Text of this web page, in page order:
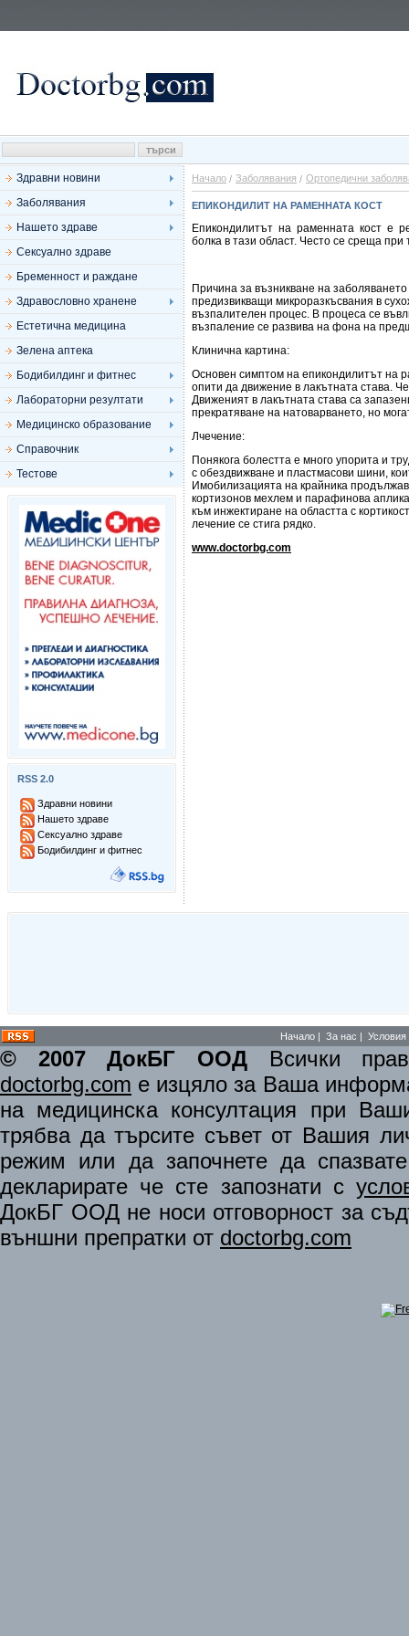
Здравни новини
Заболявания
Нашето здраве
Сексуално здраве
Бременност и раждане
Здравословно хранене
Естетична медицина
Зелена аптека
Бодибилдинг и фитнес
Лабораторни резултати
Медицинско образование
Справочник
Тестове
RSS 2.0
Здравни новини
Нашето здраве
Сексуално здраве
Бодибилдинг и фитнес
Начало Заболявания Ортопедични
ЕПИКОНДИЛИТ НА РАМЕННАТА КОСТ
Епикондилитът на раменната кост е
болка в тази област. Често се среща
Причина за възникване на
предизвикващи микроразкъсвания в
възпалителен процес. В процеса се
възпаление се развива на фона на
Клинична картина:
Основен симптом на епикондилитът на
опити да движение в лакътната става.
Движеният в лакътната става са
прекратяване на натоварването, но
Лчечение:
Понякога болестта е много упорита и
с обездвижване и пластмасови шини,
Имобилизацията на крайника
кортизонов мехлем и парафинова
към инжектиране на областта с
лечение се стига рядко.
www.doctorbg.com
Начало | За нас | Условия
© 2007 ДокБГ ООД Всички
doctorbg.com е изцяло за Ваша
на медицинска консултация при
трябва да търсите съвет от Вашия
режим или да започнете да
декларирате че сте запознати с
ДокБГ ООД не носи отговорност за
външни препратки от doctorbg.com